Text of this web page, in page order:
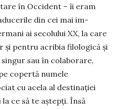
în Occident – îi eram
din cei mai im­
ai secolului XX, la ca­re
și pentru acribia filologică și
sau în cola­borare,
copertă numele
cu acela al destinaţiei
ce să te aștepți. Însă